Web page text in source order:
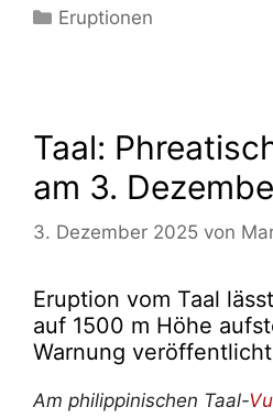
Kategorien
Eruptionen
Taal:
am 3.
3. Dezember 2025 von
Eruption vom Taal
auf 1500 m Höhe
Warnung veröffentlicht
Am philippinischen Taal-